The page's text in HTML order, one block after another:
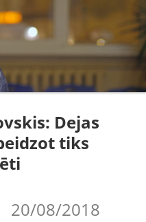
Dejas
tiks
20/08/2018